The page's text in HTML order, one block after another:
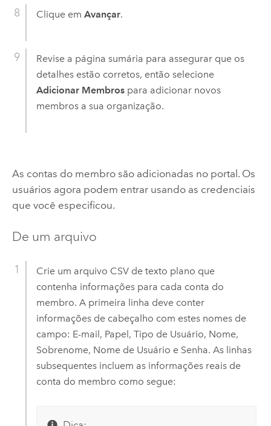
Clique em Avançar.
Revise a página sumária para assegurar que os
detalhes estão corretos, então selecione
Adicionar Membrospara adicionar novos
membros a sua organização.
As contas do membro são adicionadas no portal. Os
usuários agora podem entrar usando as credenciais
que você especificou.
De um arquivo
Crie um arquivo CSV de texto plano que
contenha informações para cada conta do
membro. A primeira linha deve conter
informações de cabeçalho com estes nomes de
campo: E-mail, Papel, Tipo de Usuário, Nome,
Sobrenome, Nome de Usuário e Senha. As linhas
subsequentes incluem as informações reais de
conta do membro como segue: